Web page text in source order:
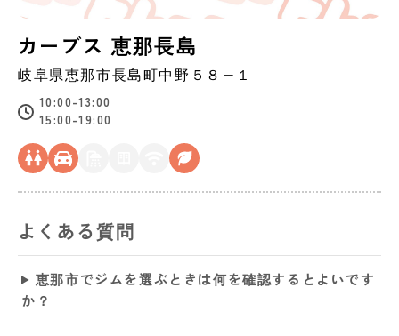
カーブス 恵那長島
岐阜県恵那市長島町中野５８−１
10:00-13:00
15:00-19:00
よくある質問
恵那市でジムを選ぶときは何を確認するとよいです
か？